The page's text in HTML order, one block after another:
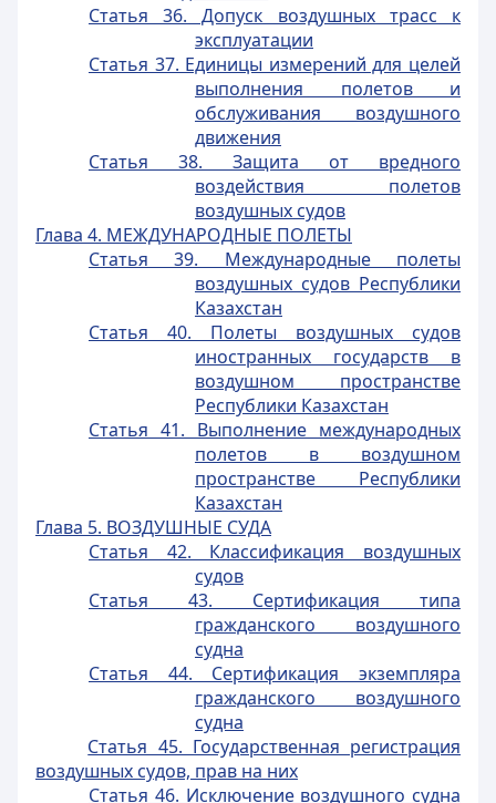
Статья 36. Допуск воздушных трасс к
эксплуатации
Статья 37. Единицы измерений для целей
выполнения полетов и
обслуживания воздушного
движения
Статья 38. Защита от вредного
воздействия полетов
воздушных судов
Глава 4. МЕЖДУНАРОДНЫЕ ПОЛЕТЫ
Статья 39. Международные полеты
воздушных судов Республики
Казахстан
Статья 40. Полеты воздушных судов
иностранных государств в
воздушном пространстве
Республики Казахстан
Статья 41. Выполнение международных
полетов в воздушном
пространстве Республики
Казахстан
Глава 5. ВОЗДУШНЫЕ СУДА
Статья 42. Классификация воздушных
судов
Статья 43. Сертификация типа
гражданского воздушного
судна
Статья 44. Сертификация экземпляра
гражданского воздушного
судна
Статья 45. Государственная регистрация
воздушных судов, прав на них
Статья 46. Исключение воздушного судна